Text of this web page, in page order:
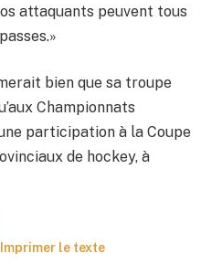
attaquants peuvent tous
bien que sa troupe
Championnats
participation à la Coupe
de hockey, à
Imprimer le texte